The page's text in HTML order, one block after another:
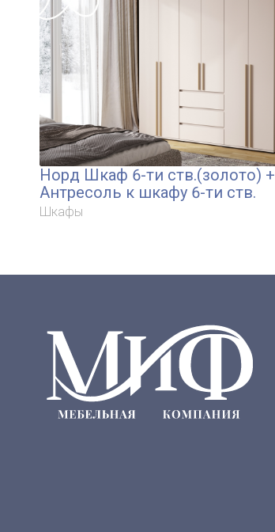
Норд Шкаф 6-ти ств.(золото) +
Антресоль к шкафу 6-ти ств.
Шкафы